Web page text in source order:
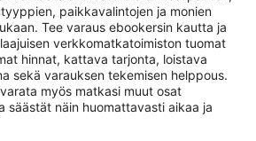
paikkavalintojen ja monien
Tee varaus ebookersin kautta ja
verkkomatkatoimiston tuomat
hinnat, kattava tarjonta, loistava
sekä varauksen tekemisen helppous.
myös matkasi muut osat
säästät näin huomattavasti aikaa ja